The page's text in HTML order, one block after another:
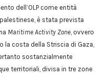
dell’OLP come entità
è stata prevista
Maritime Activity Zone, ovvero
costa della Striscia di Gaza,
sostanzialmente
territoriali, divisa in tre zone